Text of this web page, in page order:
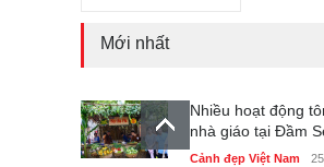
Mới nhất
Nhiều hoạt động
nhà giáo tại Đầm
Cảnh đẹp Việt Nam